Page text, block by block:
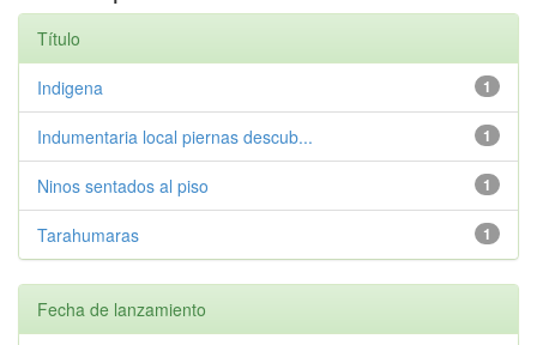
Título
1
Indigena
1
Indumentaria local piernas descub...
1
Ninos sentados al piso
1
Tarahumaras
Fecha de lanzamiento